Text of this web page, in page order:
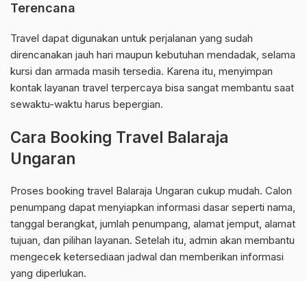
Terencana
Travel dapat digunakan untuk perjalanan yang sudah
direncanakan jauh hari maupun kebutuhan mendadak, selama
kursi dan armada masih tersedia. Karena itu, menyimpan
kontak layanan travel terpercaya bisa sangat membantu saat
sewaktu-waktu harus bepergian.
Cara Booking Travel Balaraja
Ungaran
Proses booking travel Balaraja Ungaran cukup mudah. Calon
penumpang dapat menyiapkan informasi dasar seperti nama,
tanggal berangkat, jumlah penumpang, alamat jemput, alamat
tujuan, dan pilihan layanan. Setelah itu, admin akan membantu
mengecek ketersediaan jadwal dan memberikan informasi
yang diperlukan.